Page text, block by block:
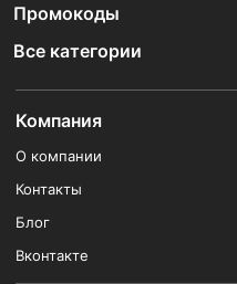
Промокоды
Все категории
Компания
О компании
Контакты
Блог
Вконтакте